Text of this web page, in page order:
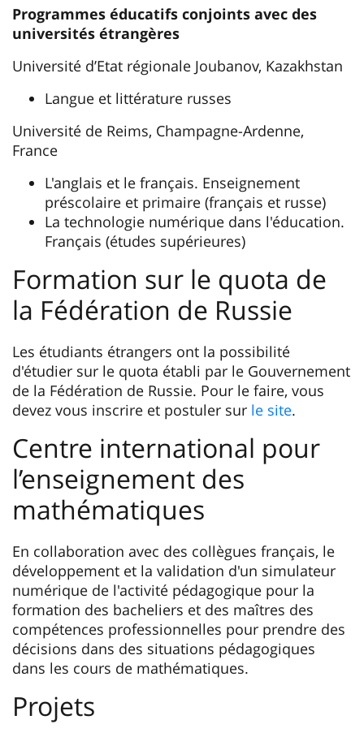
Programmes éducatifs conjoints avec des
universités étrangères
Université d’Etat régionale Joubanov, Kazakhstan
Langue et littérature russes
Université de Reims, Champagne-Ardenne,
France
L'anglais et le français. Enseignement
préscolaire et primaire (français et russe)
La technologie numérique dans l'éducation.
Français (études supérieures)
Formation sur le quota de
la Fédération de Russie
Les étudiants étrangers ont la possibilité
d'étudier sur le quota établi par le Gouvernement
de la Fédération de Russie. Pour le faire, vous
devez vous inscrire et postuler sur le site.
Centre international pour
l’enseignement des
mathématiques
En collaboration avec des collègues français, le
développement et la validation d'un simulateur
numérique de l'activité pédagogique pour la
formation des bacheliers et des maîtres des
compétences professionnelles pour prendre des
décisions dans des situations pédagogiques
dans les cours de mathématiques.
Projets